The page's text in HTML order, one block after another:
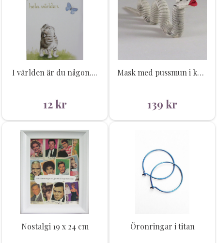
I världen är du någon....
12kr
Mask med pussmun i keramik
139 kr
Nostalgi 19 x 24 cm Öronringar i titan